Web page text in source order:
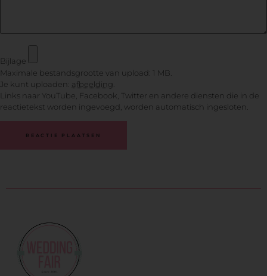
Bijlage
Maximale bestandsgrootte van upload: 1 MB.
Je kunt uploaden: afbeelding
Links naar YouTube, Facebook, Twitter en andere diensten die in de
reactietekst worden ingevoegd, worden automatisch ingesloten.